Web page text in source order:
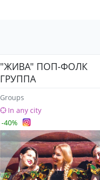
"ЖИВА" ПОП-ФОЛК
ГРУППА
Groups
In any city
-40%